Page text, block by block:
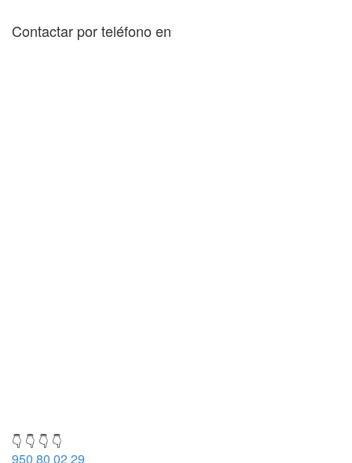
Contactar por teléfono en
👇 👇 👇 👇
950 80 02 29